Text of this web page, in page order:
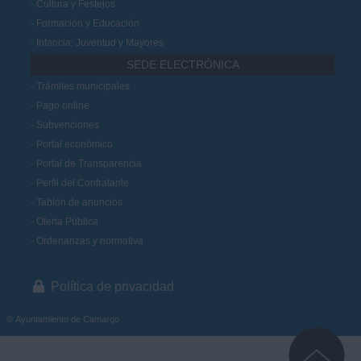
Cultura y Festejos
Formación y Educación
Infancia, Juventud y Mayores
SEDE ELECTRÓNICA
Trámites municipales
Pago online
Subvenciones
Portal económico
Portal de Transparencia
Perfil del Contratante
Tablón de anuncios
Oferta Pública
Ordenanzas y normativa
Política de privacidad
© Ayuntamiento de Camargo